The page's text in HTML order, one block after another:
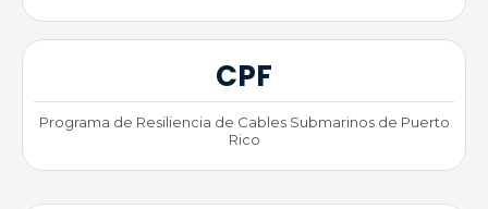
CPF
Programa de Resiliencia de Cables Submarinos de Puerto
Rico